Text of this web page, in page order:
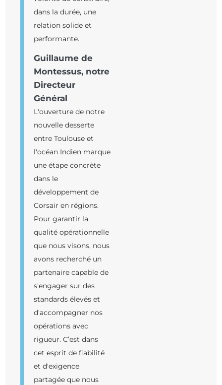
dans la durée, une
relation solide et
performante.
Guillaume de
Montessus, notre
Directeur
Général
L'ouverture de notre
nouvelle desserte
entre Toulouse et
l'océan Indien marque
une étape concrète
dans le
développement de
Corsair en régions.
Pour garantir la
qualité opérationnelle
que nous visons, nous
avons recherché un
partenaire capable de
s'engager sur des
standards élevés et
d'accompagner nos
opérations avec
rigueur. C’est dans
cet esprit de fiabilité
et d'exigence
partagée que nous